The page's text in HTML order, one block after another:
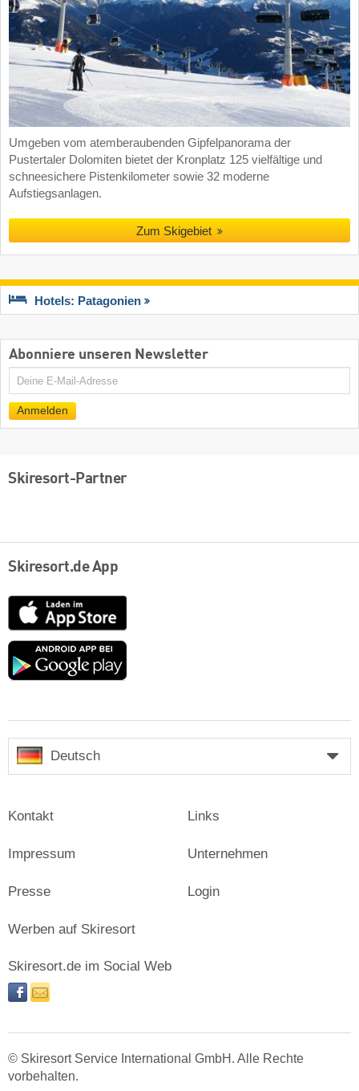
Umgeben vom atemberaubenden Gipfelpanorama der
Pustertaler Dolomiten bietet der Kronplatz 125 vielfältige und
schneesichere Pistenkilometer sowie 32 moderne
Aufstiegsanlagen.
Zum Skigebiet
Hotels: Patagonien
Abonniere unseren Newsletter
E-
Anmelden
Skiresort-Partner
Skiresort.de App
App
Store
Google
Deutsch
Kontakt
Impressum
Presse
Links
Unternehmen
Login
Werben auf Skiresort
Skiresort.de im Social Web
facebooknewsletter
© Skiresort Service International GmbH. Alle Rechte
vorbehalten.